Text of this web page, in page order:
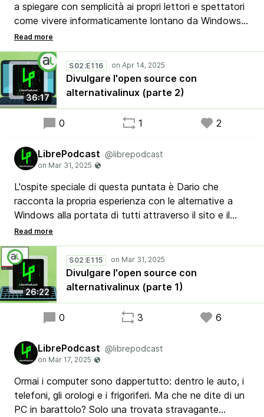
a spiegare con semplicità ai propri lettori e spettatori
come vivere informaticamente lontano da Windows,
prosegue l'intervista di Stefano, Luca e Ribby
raccontando la propria esperienza con la realtà di
alternativalinux e le possibilità di usare Linux anche
oltre al semplice PC domenstico.
36:17
S02:E116
Divulgare l'open source con
alternativalinux (parte 2)
0 1 2
LibrePodcast @librepodcast
L'ospite speciale di questa puntata è Dario che
racconta la propria esperienza con le alternative a
Windows alla portata di tutti attraverso il sito e il
canale YouTube alternativalinux. Stefano, Luca e
Ribby lo invitano a condividere la sua crescita come
utente Linux e gli aspetti che condivide con i suoi
lettori e spettatori.
26:22
S02:E115
Divulgare l'open source con
alternativalinux (parte 1)
0 3 6
LibrePodcast @librepodcast
Ormai i computer sono dappertutto: dentro le auto, i
telefoni, gli orologi e i frigoriferi. Ma che ne dite di un
PC in barattolo? Solo una trovata stravagante